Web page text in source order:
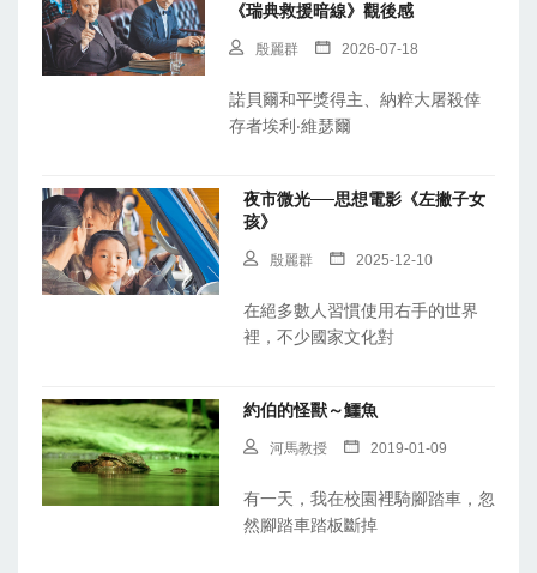
《瑞典救援暗線》觀後感
殷麗群 2026-07-18
諾貝爾和平獎得主、納粹大屠殺倖
存者埃利‧維瑟爾
夜市微光──思想電影《左撇子女
孩》
殷麗群 2025-12-10
在絕多數人習慣使用右手的世界
裡，不少國家文化對
約伯的怪獸～鱷魚
河馬教授 2019-01-09
有一天，我在校園裡騎腳踏車，忽
然腳踏車踏板斷掉